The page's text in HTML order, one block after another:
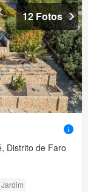
12 Fotos
Distrito de Faro
Jardim